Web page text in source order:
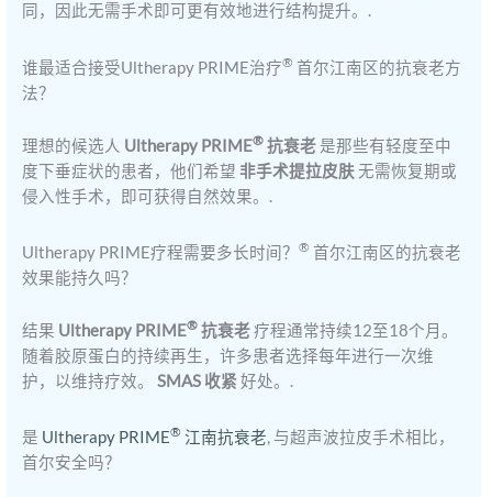
同，因此无需手术即可更有效地进行结构提升。.
谁最适合接受Ultherapy PRIME治疗® 首尔江南区的抗衰老方
法？
理想的候选人 Ultherapy PRIME® 抗衰老 是那些有轻度至中
度下垂症状的患者，他们希望 非手术提拉皮肤无需恢复期或
侵入性手术，即可获得自然效果。.
Ultherapy PRIME疗程需要多长时间？® 首尔江南区的抗衰老
效果能持久吗？
结果 Ultherapy PRIME® 抗衰老疗程通常持续12至18个月。
随着胶原蛋白的持续再生，许多患者选择每年进行一次维
护，以维持疗效。SMAS 收紧好处。.
是 Ultherapy PRIME® 江南抗衰老, 与超声波拉皮手术相比，
首尔安全吗？